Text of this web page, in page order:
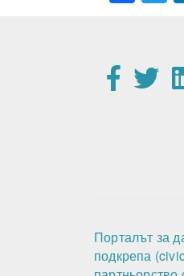
Порталът за
подкрепа